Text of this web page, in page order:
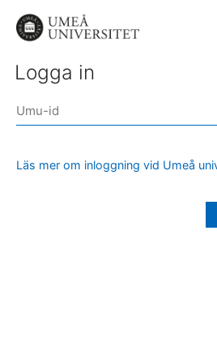
Logga in
Läs mer om inloggning vid Umeå